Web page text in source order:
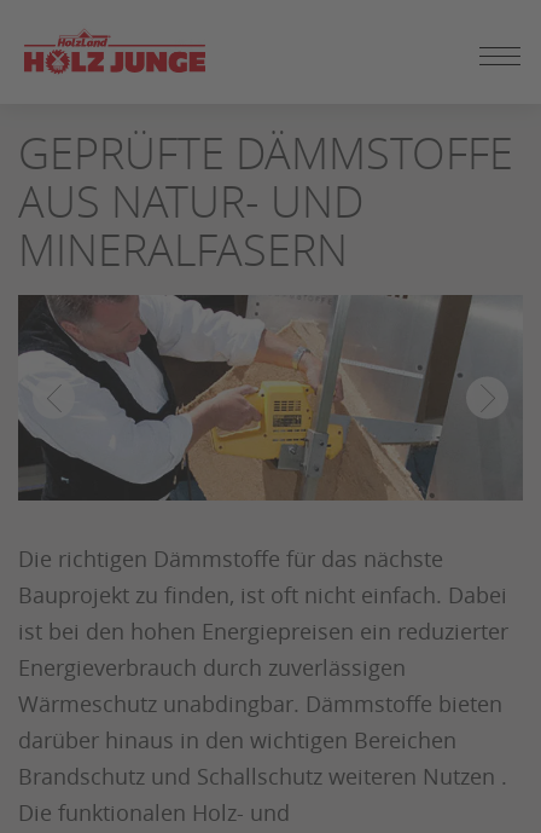
SEITENINHALT
SPRINGEN
GEPRÜFTE DÄMMSTOFFE
AUS NATUR- UND
MINERALFASERN
Die richtigen Dämmstoffe für das nächste
Bauprojekt zu finden, ist oft nicht einfach. Dabei
ist bei den hohen Energiepreisen ein reduzierter
Energieverbrauch durch zuverlässigen
Wärmeschutz unabdingbar. Dämmstoffe bieten
darüber hinaus in den wichtigen Bereichen
Brandschutz und Schallschutz weiteren Nutzen .
Die funktionalen Holz- und